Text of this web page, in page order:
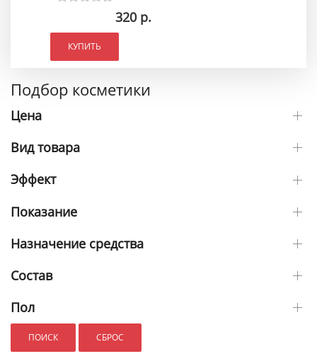
320 р.
КУПИТЬ
Подбор косметики
Цена
Вид товара
Эффект
Показание
Назначение средства
Состав
Пол